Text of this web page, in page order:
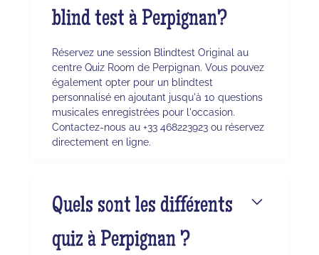
blind test à Perpignan?
Réservez une session Blindtest Original au
centre Quiz Room de Perpignan. Vous pouvez
également opter pour un blindtest
personnalisé en ajoutant jusqu'à 10 questions
musicales enregistrées pour l'occasion.
Contactez-nous au +33 468223923 ou réservez
directement en ligne.
Quels sont les différents
quiz à Perpignan ?